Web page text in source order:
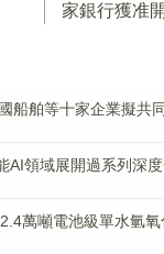
家銀行獲准
船舶等十家企業擬共
AI領域展開過系列深
萬噸電池級單水氫